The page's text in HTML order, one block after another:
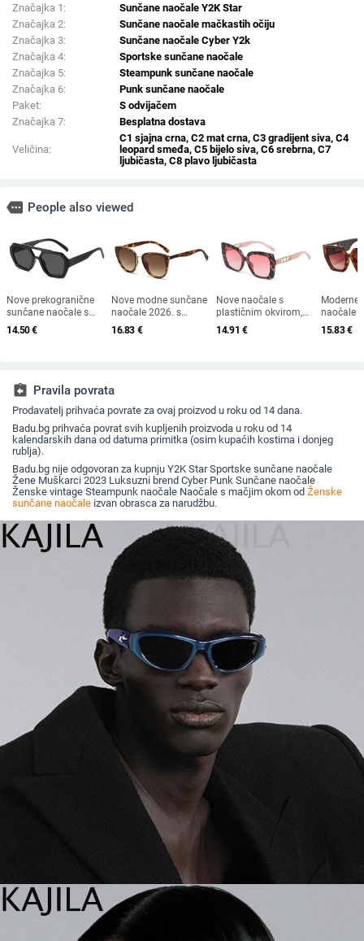
Značajka 1:
Sunčane naočale Y2K Star
Značajka 2:
Sunčane naočale mačkastih očiju
Značajka 3:
Sunčane naočale Cyber Y2k
Značajka 4:
Sportske sunčane naočale
Značajka 5:
Steampunk sunčane naočale
Značajka 6:
Punk sunčane naočale
Paket:
S odvijačem
Značajka 7:
Besplatna dostava
Veličina:
C1 sjajna crna, C2 mat crna, C3 gradijent siva, C4
leopard smeđa, C5 bijelo siva, C6 srebrna, C7
ljubičasta, C8 plavo ljubičasta
more People also viewed
Nove prekogranične
sunčane naočale s
dvostrukim mostom
nepravilnog oblika,
jedinstvene sunčane
naočale
14.50€
Nove modne sunčane
naočale 2026. s
okvirom u obliku
mačke i zlatnim
16.83 €
Nove naočale s
plastičnim okvirom,
europski i američki
modni trendovi s
14.91 €
Moderne
naočale
krojem
15.83€
assignment_return Pravila povrata
Prodavatelj prihvaća povrate za ovaj proizvod u roku od 14 dana.
Badu.bg prihvaća povrat svih kupljenih proizvoda u roku od 14
kalendarskih dana od datuma primitka (osim kupaćih kostima i donjeg
rublja).
Badu.bg nije odgovoran za kupnju Y2K Star Sportske sunčane naočale
Žene Muškarci 2023 Luksuzni brend Cyber Punk Sunčane naočale
Ženske vintage Steampunk naočale Naočale s mačjim okom od Ženske
sunčane naočale izvan obrasca za narudžbu.